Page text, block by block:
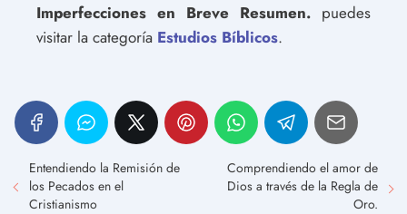
Imperfecciones en Breve Resumen. puedes
visitar la categoría Estudios Bíblicos.
Entendiendo la Remisión de
los Pecados en el
Cristianismo
Comprendiendo el amor de
Dios a través de la Regla de
Oro.